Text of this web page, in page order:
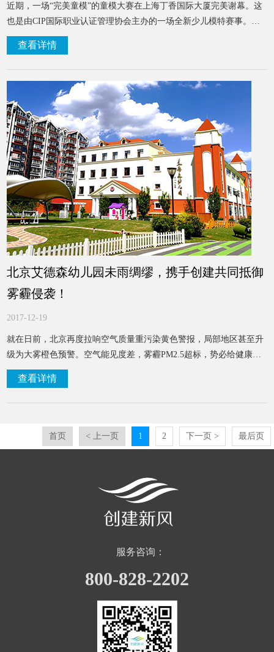
近期，一场“完美童模”的童模大赛在上海丁香国际大厦完美谢幕。这
也是由CIP国际职业认证管理协会主办的一场全新少儿模特赛事。完
美童模赛事从2017年2月到7月，面向全国招募50个省市分赛区。据统
计，累积有10万人海选、300场海选、100场复赛、50场地方决赛，是
有益活动。
查看详情
北京艾德森幼儿园未雨绸缪，携手创建共同抵御
雾霾侵袭！
2017-12-19
就在日前，北京再度拉响空气质量重污染黄色警报，局部地区甚至升
级为大雾橙色预警。空气能见度差，雾霾PM2.5超标，势必给健康带
来危害。
查看详情
首页 < 上一页 1 2 下一页 > 最后页
服务咨询：
800-828-2202